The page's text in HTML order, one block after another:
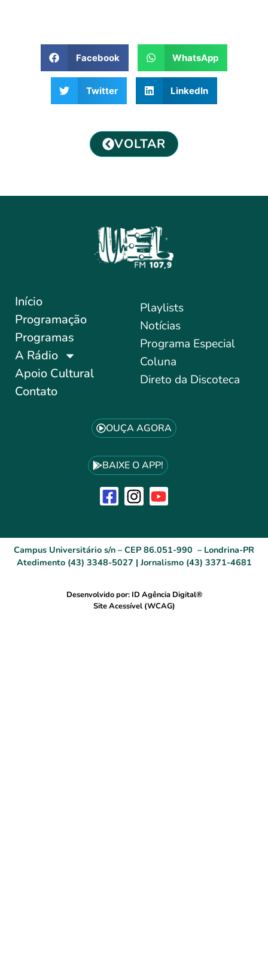
Facebook WhatsApp
Twitter LinkedIn
VOLTAR
Início
Programação
Programas
A Rádio
Apoio Cultural
Contato
Playlists
Notícias
Programa Especial
Coluna
Direto da Discoteca
OUÇA AGORA
BAIXE O APP!
Campus Universitário s/n – CEP 86.051-990 – Londrina-PR
Atedimento (43) 3348-5027 | Jornalismo (43) 3371-4681
Desenvolvido por: ID Agência Digital®
Site Acessível (WCAG)